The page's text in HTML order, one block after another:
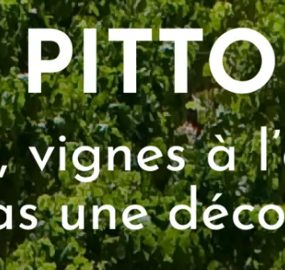
07 août 2026 et plus Oenologie
L'été gagnant d'Art de Vie
Pertuis